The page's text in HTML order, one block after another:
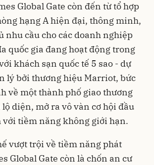
Global Gate còn đến từ tổ hợp
hạng A hiện đại, thông minh,
nhu cầu cho các doanh nghiệp
quốc gia đang hoạt động trong
khách sạn quốc tế 5 sao - dự
lý bởi thương hiệu Marriot, bức
về một thành phố giao thương
lộ diện, mở ra vô vàn cơ hội đầu
tiềm năng không giới hạn.
vượt trội về tiềm năng phát
Global Gate còn là chốn an cư